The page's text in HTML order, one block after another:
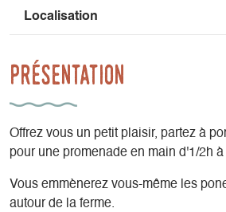
Localisation
Présentation
Offrez vous un petit plaisir, partez à
pour une promenade en main d'1/2h à
Vous emmènerez vous-même les
autour de la ferme.